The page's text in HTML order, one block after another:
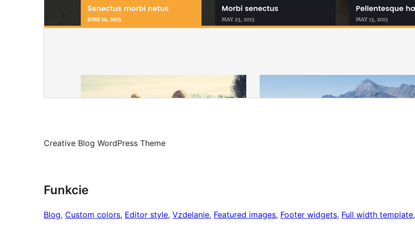
Creative Blog WordPress Theme
Funkcie
Blog, Custom colors, Editor style, Vzdelanie, Featured images, Footer widgets, Full width template,